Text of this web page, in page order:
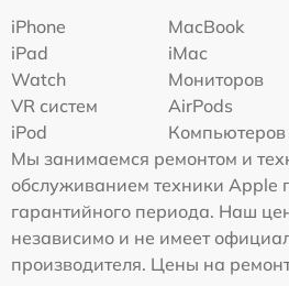
iPhone
MacBook
iPad
iMac
Watch
Мониторов
VR систем
AirPods
iPod
Компьютеров
Мы занимаемся ремонтом и
обслуживанием техники Apple
гарантийного периода. Наш
независимо и не имеет
производителя. Цены на